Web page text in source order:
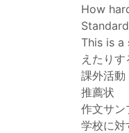
How
This is a
えたり
課外活動
推薦状
作文サン
学校に対